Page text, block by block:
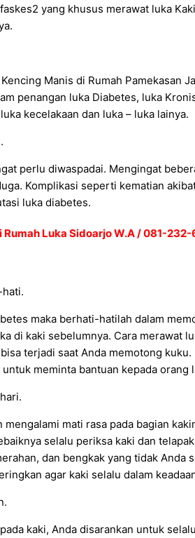
yang khusus merawat luka
Manis di Rumah Pamekasan
penangan luka Diabetes, luka
kecelakaan dan luka – luka lainya.
perlu diwaspadai. Mengingat
Komplikasi seperti kematian
luka diabetes.
Rumah Luka Sidoarjo W.A / 081-
hati.
maka berhati-hatilah dalam
di kaki sebelumnya. Cara merawat
terjadi saat Anda memotong
meminta bantuan kepada orang
mati rasa pada bagian
selalu periksa kaki dan
dan bengkak yang tidak Anda
agar kaki selalu dalam
kaki, Anda disarankan untuk